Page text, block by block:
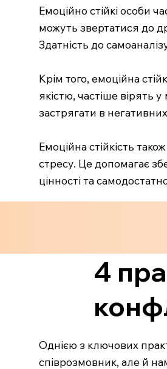
Емоційно стійкі особи
можуть звертатися до
Здатність до
Крім того, емоційна
якістю, частіше вірять
застрягати в
Емоційна стійкість
стресу. Це допомагає
цінності та
4
Однією з ключових
співрозмовник, але й